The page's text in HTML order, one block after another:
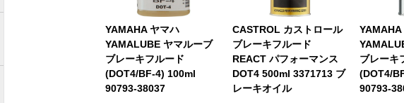
YAMAHA ヤマハ
YAMALUBE ヤマルーブ
ブレーキフルード
(DOT4/BF-4) 100ml
90793-38037
CASTROL カストロール
ブレーキフルード
REACT パフォーマンス
DOT4 500ml 3371713 ブ
レーキオイル
YAMAHA
ブレーキ
(DOT4/
90793-